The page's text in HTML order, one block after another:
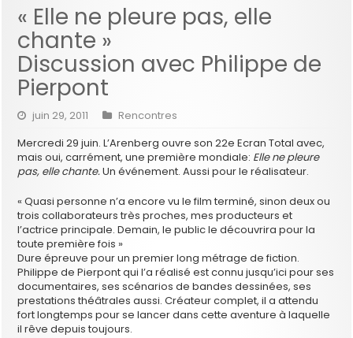
« Elle ne pleure pas, elle
chante »
Discussion avec Philippe de
Pierpont
juin 29, 2011
Rencontres
Mercredi 29 juin. L’Arenberg ouvre son 22e Ecran Total avec,
mais oui, carrément, une première mondiale: Elle ne pleure
pas, elle chante.Un événement. Aussi pour le réalisateur.
« Quasi personne n’a encore vu le film terminé, sinon deux ou
trois collaborateurs très proches, mes producteurs et
l’actrice principale. Demain, le public le découvrira pour la
toute première fois »
Dure épreuve pour un premier long métrage de fiction.
Philippe de Pierpont qui l’a réalisé est connu jusqu’ici pour ses
documentaires, ses scénarios de bandes dessinées, ses
prestations théâtrales aussi. Créateur complet, il a attendu
fort longtemps pour se lancer dans cette aventure à laquelle
il rêve depuis toujours.